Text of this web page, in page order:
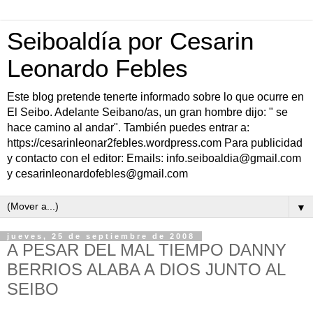
Seiboaldía por Cesarin
Leonardo Febles
Este blog pretende tenerte informado sobre lo que ocurre en
El Seibo. Adelante Seibano/as, un gran hombre dijo: " se
hace camino al andar". También puedes entrar a:
https://cesarinleonar2febles.wordpress.com Para publicidad
y contacto con el editor: Emails: info.seiboaldia@gmail.com
y cesarinleonardofebles@gmail.com
▼
jueves, 25 de septiembre de 2008
A PESAR DEL MAL TIEMPO DANNY
BERRIOS ALABA A DIOS JUNTO AL
SEIBO